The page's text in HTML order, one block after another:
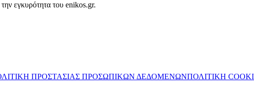
εγκυρότητα του enikos.gr.
ΠΡΟΣΤΑΣΙΑΣ ΠΡΟΣΩΠΙΚΩΝ ΔΕΔΟΜΕΝΩΝΠΟΛΙΤΙΚΗ